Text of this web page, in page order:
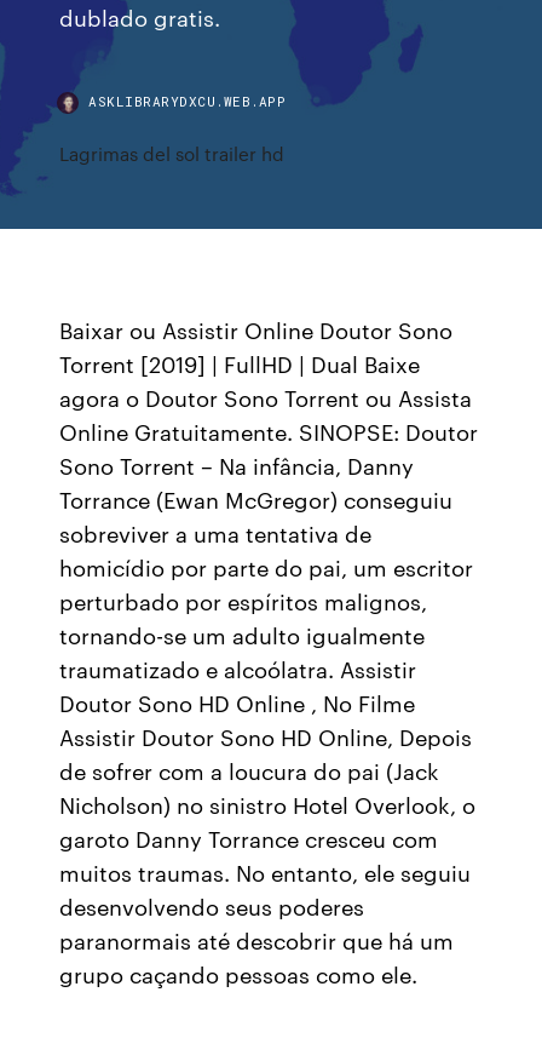
dublado gratis.
ASKLIBRARYDXCU.WEB.APP
Lagrimas del sol trailer hd
Baixar ou Assistir Online Doutor Sono
Torrent [2019] | FullHD | Dual Baixe
agora o Doutor Sono Torrent ou Assista
Online Gratuitamente. SINOPSE: Doutor
Sono Torrent – Na infância, Danny
Torrance (Ewan McGregor) conseguiu
sobreviver a uma tentativa de
homicídio por parte do pai, um escritor
perturbado por espíritos malignos,
tornando-se um adulto igualmente
traumatizado e alcoólatra. Assistir
Doutor Sono HD Online , No Filme
Assistir Doutor Sono HD Online, Depois
de sofrer com a loucura do pai (Jack
Nicholson) no sinistro Hotel Overlook, o
garoto Danny Torrance cresceu com
muitos traumas. No entanto, ele seguiu
desenvolvendo seus poderes
paranormais até descobrir que há um
grupo caçando pessoas como ele.